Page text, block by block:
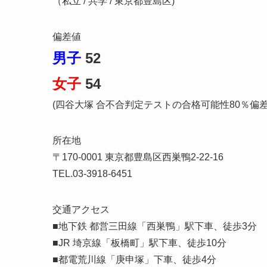
偏差値
男子 52
女子 54
(四谷大塚 合不合判定テストの合格可能性80％偏
所在地
〒170-0001 東京都豊島区西巣鴨2-22-16
TEL.03-3918-6451
交通アクセス
■地下鉄 都営三田線「西巣鴨」駅下車、徒歩3分
■JR 埼京線「板橋町」駅下車、徒歩10分
■都電荒川線「庚申塚」下車、徒歩4分